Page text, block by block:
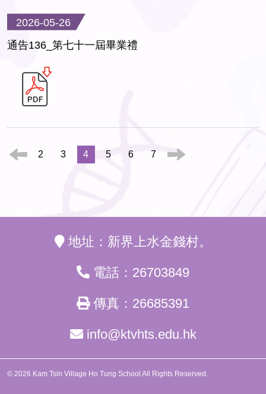
2026-05-26
通告136_第七十一屆畢業禮
2 3 4 5 6 7
地址：新界上水金錢村。
電話：26703849
傳真：26685391
info@ktvhts.edu.hk
© 2026 Kam Tsin Village Ho Tung School All Rights Reserved.